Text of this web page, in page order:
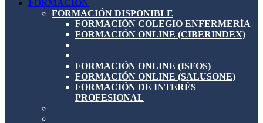
FORMACIÓN
FORMACIÓN DISPONIBLE
FORMACIÓN COLEGIO ENFERMERÍA
FORMACIÓN ONLINE (CIBERINDEX)
FORMACIÓN ONLINE (ISFOS)
FORMACIÓN ONLINE (SALUSONE)
FORMACIÓN DE INTERÉS
PROFESIONAL